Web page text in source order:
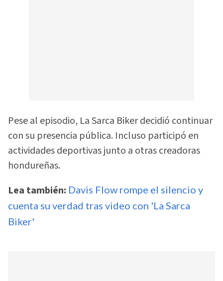
Pese al episodio, La Sarca Biker decidió continuar
con su presencia pública. Incluso participó en
actividades deportivas junto a otras creadoras
hondureñas.
Lea también: Davis Flow rompe el silencio y
cuenta su verdad tras video con 'La Sarca
Biker'